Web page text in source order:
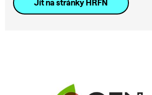
Jít na stránky HRFN